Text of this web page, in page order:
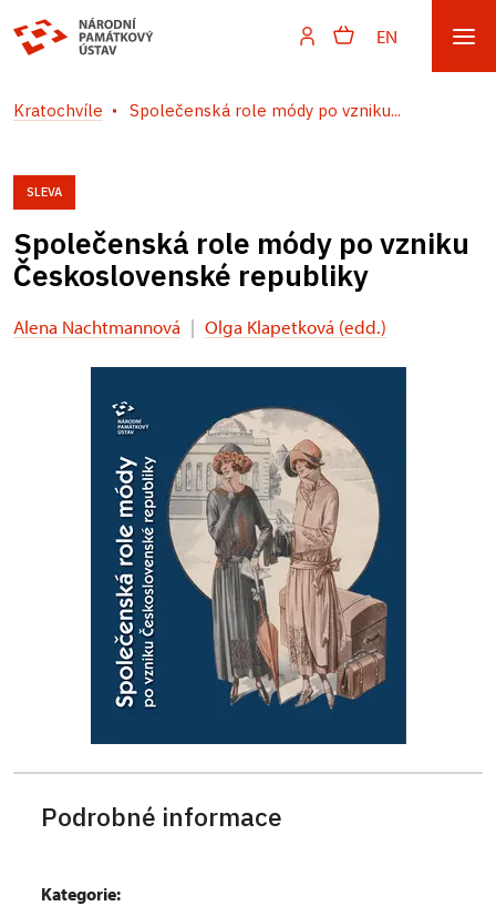
EN
Kratochvíle Společenská role módy po vzniku...
SLEVA
Společenská role módy po vzniku
Československé republiky
Alena Nachtmannová | Olga Klapetková (edd.)
Podrobné informace
Kategorie: